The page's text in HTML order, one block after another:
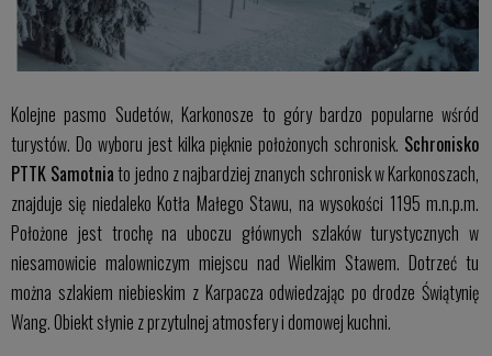
Kolejne pasmo Sudetów, Karkonosze to góry bardzo popularne wśród
turystów. Do wyboru jest kilka pięknie położonych schronisk. Schronisko
PTTK Samotniato jedno z najbardziej znanych schronisk w Karkonoszach,
znajduje się niedaleko Kotła Małego Stawu, na wysokości 1195 m.n.p.m.
Położone jest trochę na uboczu głównych szlaków turystycznych w
niesamowicie malowniczym miejscu nad Wielkim Stawem. Dotrzeć tu
można szlakiem niebieskim z Karpacza odwiedzając po drodze Świątynię
Wang. Obiekt słynie z przytulnej atmosfery i domowej kuchni.